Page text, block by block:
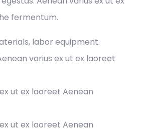
fermentum.
labor equipment.
varius ex ut ex laoreet
ut ex laoreet Aenean
ut ex laoreet Aenean